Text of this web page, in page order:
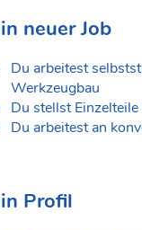
neuer Job
Du arbeitest
Werkzeugbau
Du stellst
Du arbeitest an
Profil